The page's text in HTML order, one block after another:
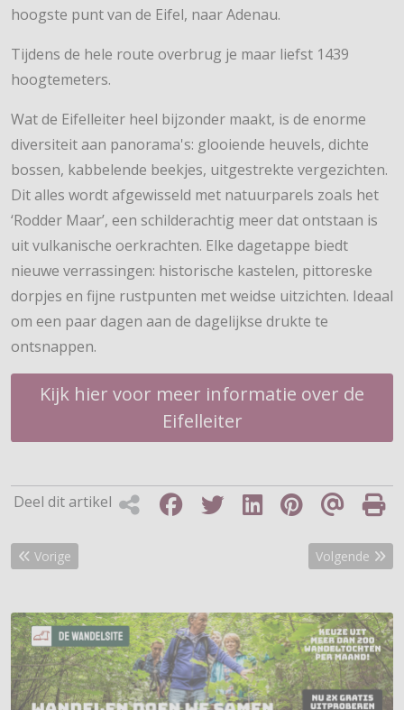
hoogste punt van de Eifel, naar Adenau.
Tijdens de hele route overbrug je maar liefst 1439
hoogtemeters.
Wat de Eifelleiter heel bijzonder maakt, is de enorme
diversiteit aan panorama's: glooiende heuvels, dichte
bossen, kabbelende beekjes, uitgestrekte vergezichten.
Dit alles wordt afgewisseld met natuurparels zoals het
‘Rodder Maar’, een schilderachtig meer dat ontstaan is
uit vulkanische oerkrachten. Elke dagetappe biedt
nieuwe verrassingen: historische kastelen, pittoreske
dorpjes en fijne rustpunten met weidse uitzichten. Ideaal
om een paar dagen aan de dagelijkse drukte te
ontsnappen.
Kijk hier voor meer informatie over de
Eifelleiter
Deel dit artikel
Vorig artikel: Egmond Wandelmarathon, weekend vol wandelgeluk
Vorige Volgende
Volgende